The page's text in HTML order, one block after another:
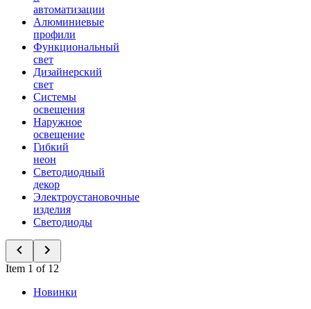
автоматизации
Алюминиевые
профили
Функциональный
свет
Дизайнерский
свет
Системы
освещения
Наружное
освещение
Гибкий
неон
Светодиодный
декор
Электроустановочные
изделия
Светодиоды
Item 1 of 12
Новинки